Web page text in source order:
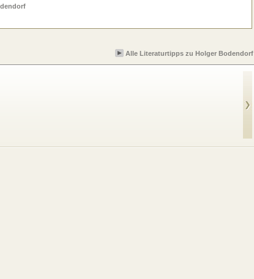
Alle Literaturtipps zu Holger Bodendorf